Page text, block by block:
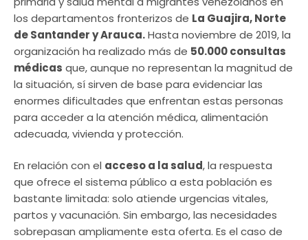
los departamentos fronterizos de La Guajira, Norte
de Santander y Arauca.Hasta noviembre de 2019, la
organización ha realizado más de 50.000 consultas
médicas que, aunque no representan la magnitud de
la situación, sí sirven de base para evidenciar las
enormes dificultades que enfrentan estas personas
para acceder a la atención médica, alimentación
adecuada, vivienda y protección.
En relación con el acceso a la salud, la respuesta
que ofrece el sistema público a esta población es
bastante limitada: solo atiende urgencias vitales,
partos y vacunación. Sin embargo, las necesidades
sobrepasan ampliamente esta oferta. Es el caso de